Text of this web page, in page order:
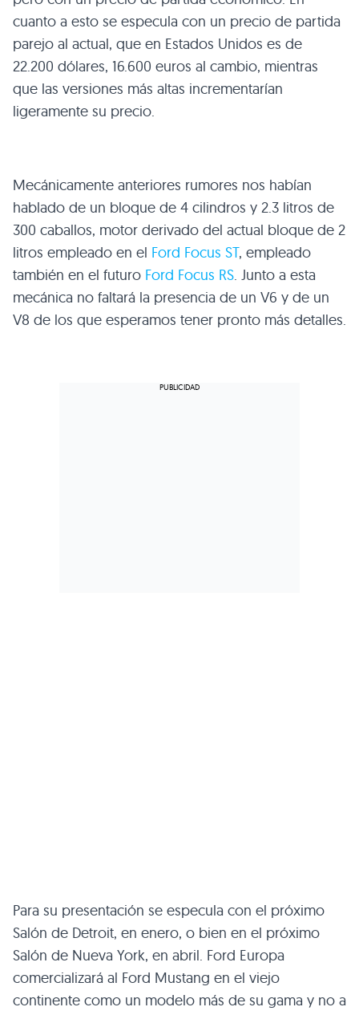
cuanto a esto se especula con un precio de partida
parejo al actual, que en Estados Unidos es de
22.200 dólares, 16.600 euros al cambio, mientras
que las versiones más altas incrementarían
ligeramente su precio.
Mecánicamente anteriores rumores nos habían
hablado de un bloque de 4 cilindros y 2.3 litros de
300 caballos, motor derivado del actual bloque de 2
litros empleado en el Ford Focus ST, empleado
también en el futuro Ford Focus RS. Junto a esta
mecánica no faltará la presencia de un V6 y de un
V8 de los que esperamos tener pronto más detalles.
Para su presentación se especula con el próximo
Salón de Detroit, en enero, o bien en el próximo
Salón de Nueva York, en abril. Ford Europa
comercializará al Ford Mustang en el viejo
continente como un modelo más de su gama y no a